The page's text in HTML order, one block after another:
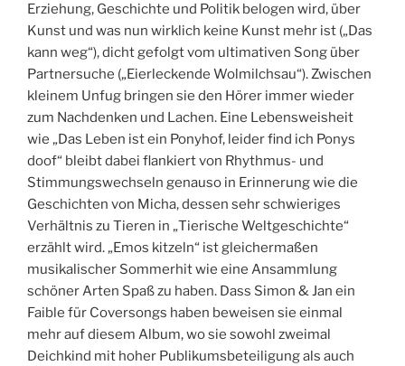
Erziehung, Geschichte und Politik belogen wird, über
Kunst und was nun wirklich keine Kunst mehr ist („Das
kann weg“), dicht gefolgt vom ultimativen Song über
Partnersuche („Eierleckende Wolmilchsau“). Zwischen
kleinem Unfug bringen sie den Hörer immer wieder
zum Nachdenken und Lachen. Eine Lebensweisheit
wie „Das Leben ist ein Ponyhof, leider find ich Ponys
doof“ bleibt dabei flankiert von Rhythmus- und
Stimmungswechseln genauso in Erinnerung wie die
Geschichten von Micha, dessen sehr schwieriges
Verhältnis zu Tieren in „Tierische Weltgeschichte“
erzählt wird. „Emos kitzeln“ ist gleichermaßen
musikalischer Sommerhit wie eine Ansammlung
schöner Arten Spaß zu haben. Dass Simon & Jan ein
Faible für Coversongs haben beweisen sie einmal
mehr auf diesem Album, wo sie sowohl zweimal
Deichkind mit hoher Publikumsbeteiligung als auch